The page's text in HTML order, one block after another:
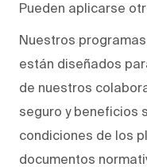
Pueden aplicarse
Nuestros
están diseñados
de nuestros
seguro y beneficios
condiciones de los
documentos